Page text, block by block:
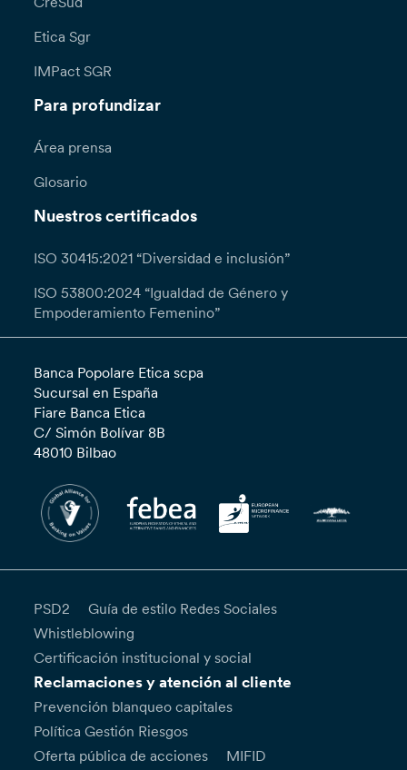
Etica Sgr
IMPact SGR
Para profundizar
Área prensa
Glosario
Nuestros certificados
ISO 30415:2021 “Diversidad e inclusión”
ISO 53800:2024 “Igualdad de Género y
Empoderamiento Femenino”
Banca Popolare Etica scpa
Sucursal en España
Fiare Banca Etica
C/ Simón Bolívar 8B
48010 Bilbao
PSD2
Guía de estilo Redes Sociales
Whistleblowing
Certificación institucional y social
Reclamaciones y atención al cliente
Prevención blanqueo capitales
Política Gestión Riesgos
Oferta pública de acciones
MIFID